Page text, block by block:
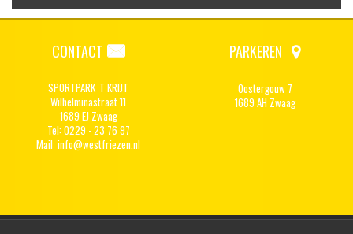
CONTACT
SPORTPARK 'T KRIJT
Wilhelminastraat 11
1689 EJ Zwaag
Tel: 0229 - 23 76 97
Mail:info@westfriezen.nl
PARKEREN
Oostergouw 7
1689 AH Zwaag